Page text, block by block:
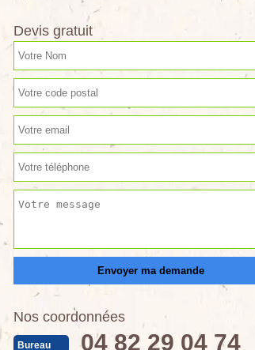
Devis gratuit
Nos coordonnées
Bureau 04 82 29 04 74